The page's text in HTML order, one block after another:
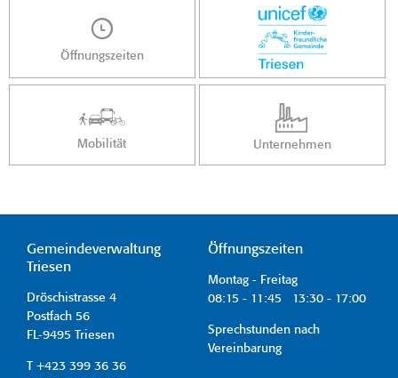
Öffnungszeiten
Mobilität Unternehmen
Gemeindeverwaltung
Triesen
Dröschistrasse 4
Postfach 56
FL-9495 Triesen
T +423 399 36 36
Öffnungszeiten
Montag - Freitag
08:15 - 11:45 13:30 - 17:00
Sprechstunden nach
Vereinbarung